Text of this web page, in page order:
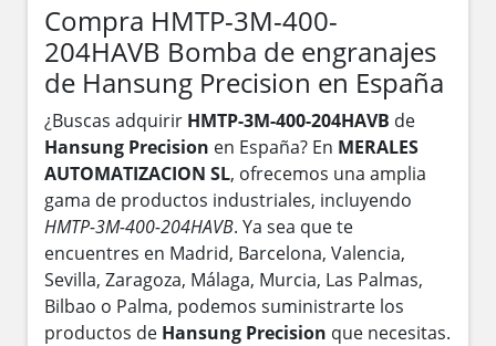
Compra HMTP-3M-400-
204HAVB Bomba de engranajes
de Hansung Precision en España
¿Buscas adquirir HMTP-3M-400-204HAVB de
Hansung Precision en España? En MERALES
AUTOMATIZACION SL, ofrecemos una amplia
gama de productos industriales, incluyendo
HMTP-3M-400-204HAVB. Ya sea que te
encuentres en Madrid, Barcelona, Valencia,
Sevilla, Zaragoza, Málaga, Murcia, Las Palmas,
Bilbao o Palma, podemos suministrarte los
productos de Hansung Precision que necesitas.